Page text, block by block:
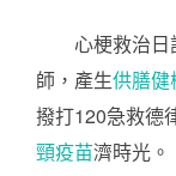
心梗救治
師，產生供膳健
撥打120急救德
頸疫苗濟時光。